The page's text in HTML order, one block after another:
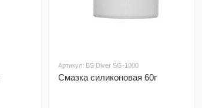
Артикул: BS Diver SG-1000
Смазка силиконовая 60г